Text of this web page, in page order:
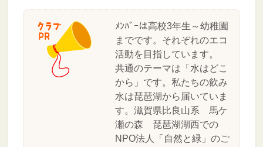
ﾒﾝﾊﾞｰは高校3年生～幼稚園
までです。それぞれのエコ
活動を目指しています。
共通のテーマは「水はどこ
から」です。私たちの飲み
水は琵琶湖から届いていま
す。滋賀県比良山系 馬ケ
瀬の森 琵琶湖湖西での
NPO法人「自然と緑」のご